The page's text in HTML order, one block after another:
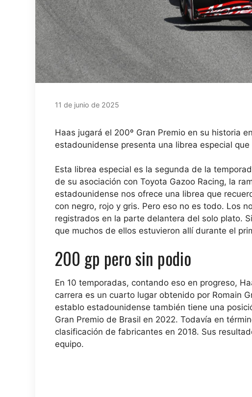
11 de junio de 2025
Haas jugará el 200º Gran Premio en su historia
estadounidense presenta una librea especial
Esta librea especial es la segunda de la
de su asociación con Toyota Gazoo Racing, la
estadounidense nos ofrece una librea que
con negro, rojo y gris. Pero eso no es todo. Los
registrados en la parte delantera del solo plato.
que muchos de ellos estuvieron allí durante el
200 gp pero sin podio
En 10 temporadas, contando eso en progreso,
carrera es un cuarto lugar obtenido por Romain
establo estadounidense también tiene una
Gran Premio de Brasil en 2022. Todavía en
clasificación de fabricantes en 2018. Sus
equipo.